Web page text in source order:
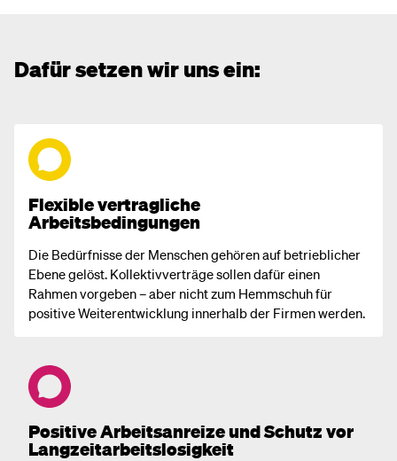
Dafür setzen wir uns ein:
Flexible vertragliche
Arbeitsbedingungen
Die Bedürfnisse der Menschen gehören auf betrieblicher
Ebene gelöst. Kollektivverträge sollen dafür einen
Rahmen vorgeben – aber nicht zum Hemmschuh für
positive Weiterentwicklung innerhalb der Firmen werden.
Positive Arbeitsanreize und Schutz vor
Langzeitarbeitslosigkeit